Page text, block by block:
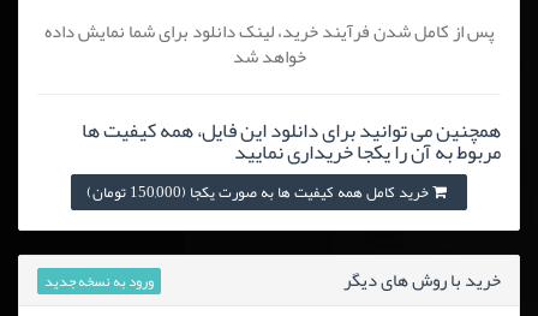
پس از کامل شدن فرآیند خرید، لینک دانلود برای شما نمایش داده
خواهد شد
همچنین می توانید برای دانلود این فایل، همه کیفیت ها
مربوط به آن را یکجا خریداری نمایید
خرید کامل همه کیفیت ها به صورت یکجا (150,000 تومان)
خرید با روش های دیگر ورود به نسخه جدید